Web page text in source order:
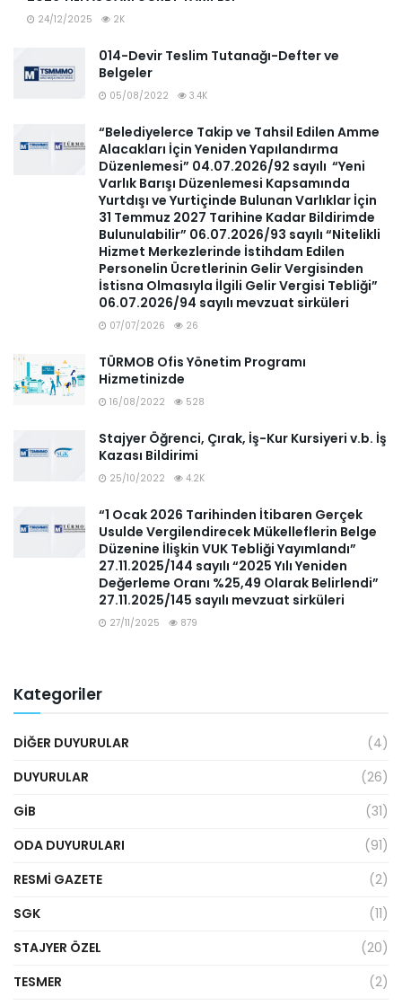
24/12/2025 2K
014-Devir Teslim Tutanağı-Defter ve
Belgeler
05/08/2022 3.4K
“Belediyelerce Takip ve Tahsil Edilen Amme
Alacakları İçin Yeniden Yapılandırma
Düzenlemesi” 04.07.2026/92 sayılı “Yeni
Varlık Barışı Düzenlemesi Kapsamında
Yurtdışı ve Yurtiçinde Bulunan Varlıklar İçin
31 Temmuz 2027 Tarihine Kadar Bildirimde
Bulunulabilir” 06.07.2026/93 sayılı “Nitelikli
Hizmet Merkezlerinde İstihdam Edilen
Personelin Ücretlerinin Gelir Vergisinden
İstisna Olmasıyla İlgili Gelir Vergisi Tebliği”
06.07.2026/94 sayılı mevzuat sirküleri
07/07/2026 26
TÜRMOB Ofis Yönetim Programı
Hizmetinizde
16/08/2022 528
Stajyer Öğrenci, Çırak, İş-Kur Kursiyeri v.b. İş
Kazası Bildirimi
25/10/2022 4.2K
“1 Ocak 2026 Tarihinden İtibaren Gerçek
Usulde Vergilendirecek Mükelleflerin Belge
Düzenine İlişkin VUK Tebliği Yayımlandı”
27.11.2025/144 sayılı “2025 Yılı Yeniden
Değerleme Oranı %25,49 Olarak Belirlendi”
27.11.2025/145 sayılı mevzuat sirküleri
27/11/2025 879
Kategoriler
DIĞER DUYURULAR
(4)
DUYURULAR
(26)
GİB
(31)
ODA DUYURULARI
(91)
RESMI GAZETE
(2)
SGK
(11)
STAJYER ÖZEL
(20)
TESMER
(2)